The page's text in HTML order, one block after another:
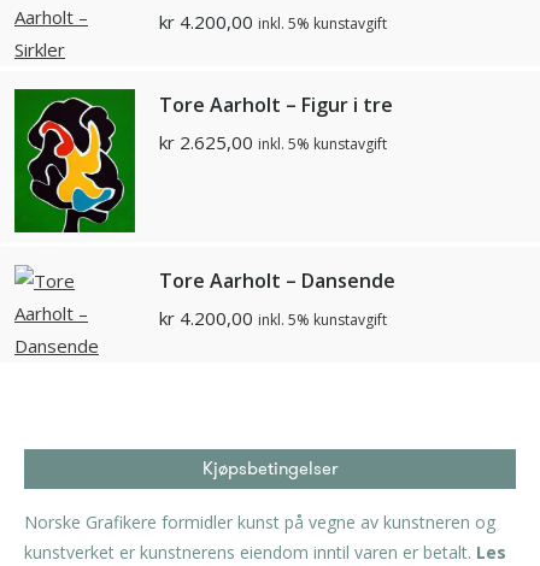
kr 4.200,00 inkl. 5% kunstavgift
Tore Aarholt – Figur i tre
kr 2.625,00 inkl. 5% kunstavgift
Tore Aarholt – Dansende
kr 4.200,00 inkl. 5% kunstavgift
Kjøpsbetingelser
Norske Grafikere formidler kunst på vegne av kunstneren og
kunstverket er kunstnerens eiendom inntil varen er betalt. Les